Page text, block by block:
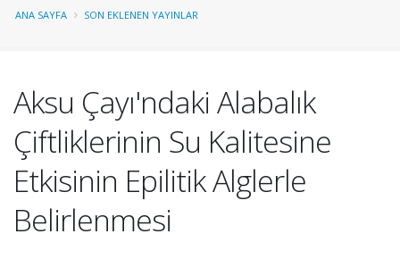
ANA SAYFA SON EKLENEN YAYINLAR
Aksu Çayı'ndaki Alabalık
Çiftliklerinin Su Kalitesine
Etkisinin Epilitik Alglerle
Belirlenmesi